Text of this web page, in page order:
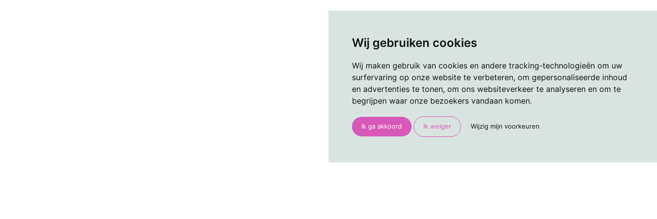
Wij gebruiken cookies
Wij maken gebruik van cookies en andere tracking-technologieën om uw
surfervaring op onze website te verbeteren, om gepersonaliseerde inhoud
en advertenties te tonen, om ons websiteverkeer te analyseren en om te
begrijpen waar onze bezoekers vandaan komen.
Ik ga akkoord Ik weiger Wijzig mijn voorkeuren